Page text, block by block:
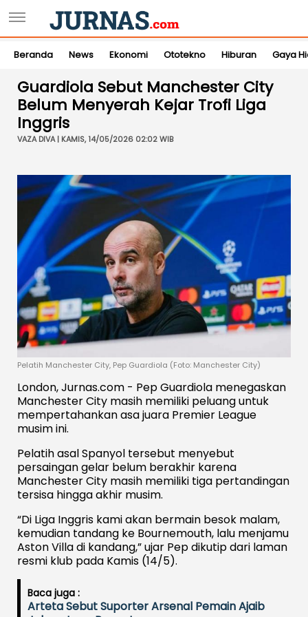
Beranda News Ekonomi Ototekno Hiburan Gaya
Guardiola Sebut Manchester City
Belum Menyerah Kejar Trofi Liga
Inggris
VAZA DIVA | KAMIS, 14/05/2026 02:02 WIB
Pelatih Manchester City, Pep Guardiola (Foto: Manchester City)
London, Jurnas.com - Pep Guardiola menegaskan
Manchester City masih memiliki peluang untuk
mempertahankan asa juara Premier League
musim ini.
Pelatih asal Spanyol tersebut menyebut
persaingan gelar belum berakhir karena
Manchester City masih memiliki tiga pertandingan
tersisa hingga akhir musim.
“Di Liga Inggris kami akan bermain besok malam,
kemudian tandang ke Bournemouth, lalu menjamu
Aston Villa di kandang,” ujar Pep dikutip dari laman
resmi klub pada Kamis (14/5).
Baca juga :
Arteta Sebut Suporter Arsenal Pemain Ajaib